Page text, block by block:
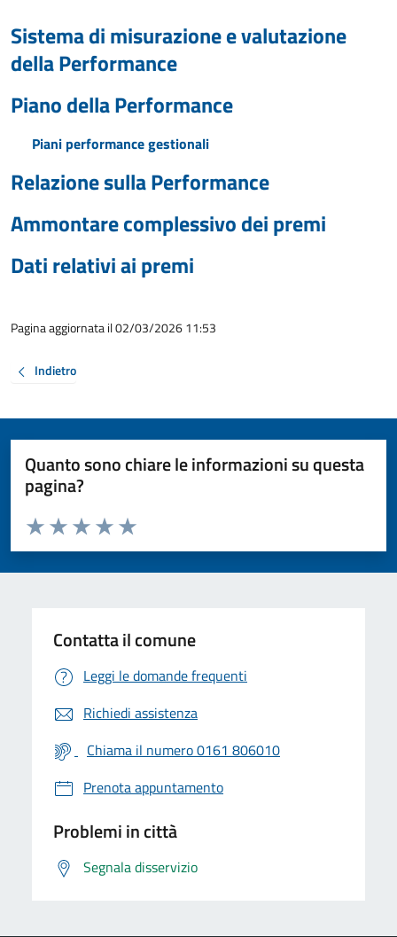
Sistema di misurazione e valutazione
della Performance
Piano della Performance
Piani performance gestionali
Relazione sulla Performance
Ammontare complessivo dei premi
Dati relativi ai premi
Pagina aggiornata il 02/03/2026 11:53
Indietro
Quanto sono chiare le informazioni su questa
pagina?
Valuta da 1 a 5 stelle la pagina
Valuta 5 stelle su 5
Valuta 4 stelle su 5
Valuta 3 stelle su 5
Valuta 2 stelle su 5
Valuta 1 stelle su 5
Contatta il comune
Leggi le domande frequenti
Richiedi assistenza
Chiama il numero 0161 806010
Prenota appuntamento
Problemi in città
Segnala disservizio